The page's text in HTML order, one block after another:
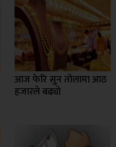
आज फेरि सुन तोलामा आठ
हजारले बढ्यो